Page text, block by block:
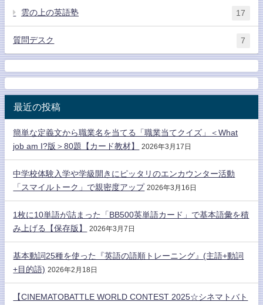
雲の上の英語塾 17
質問デスク 7
最近の投稿
簡単な定義文から職業名を当てる「職業当てクイズ」＜What
job am I?版＞80題【カード教材】
2026年3月17日
中学校体験入学や学級開きにピッタリのエンカウンター活動
「スマイルトーク」で親密度アップ 2026年3月16日
1枚に10単語が詰まった「BB500英単語カード」で基本語彙を積
み上げる【保存版】
2026年3月7日
基本動詞25種を使った『英語の語順トレーニング』(主語+動詞
+目的語) 2026年2月18日
【CINEMATOBATTLE WORLD CONTEST 2025☆シネマトバト